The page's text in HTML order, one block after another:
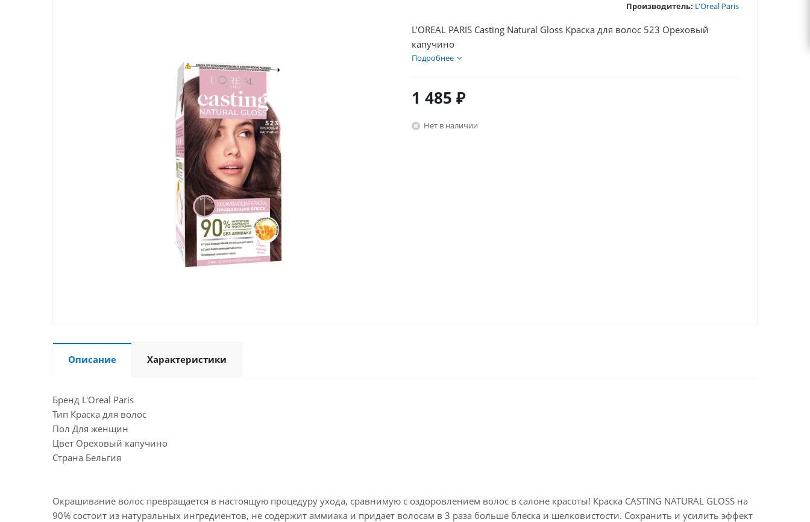
Производитель: L'Oreal Paris
L'OREAL PARIS Casting Natural Gloss Краска для волос 523 Ореховый
капучино
Подробнее
1 485 ₽
Нет в наличии
Описание Характеристики
Бренд L'Oreal Paris
Тип Краска для волос
Пол Для женщин
Цвет Ореховый капучино
Страна Бельгия
Окрашивание волос превращается в настоящую процедуру ухода, сравнимую с оздоровлением волос в салоне красоты! Краска CASTING NATURAL GLOSS на
90% состоит из натуральных ингредиентов, не содержит аммиака и придает волосам в 3 раза больше блеска и шелковистости. Сохранить и усилить эффект